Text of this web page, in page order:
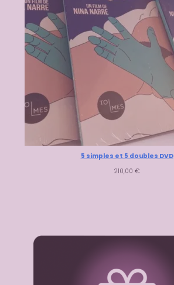
5 simples et 5 doubles DVD
210,00 €